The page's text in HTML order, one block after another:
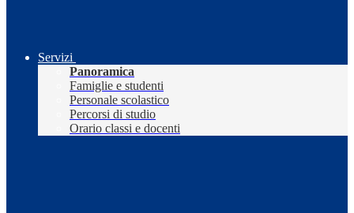
Servizi
Panoramica
Famiglie e studenti
Personale scolastico
Percorsi di studio
Orario classi e docenti